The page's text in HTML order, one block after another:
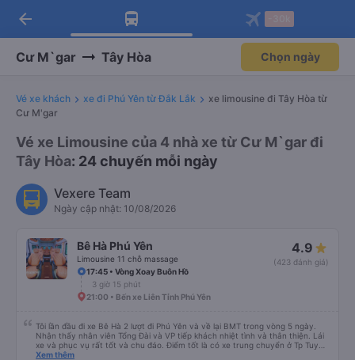
Tải app Vexere ngay!
Nhận ưu đãi thành viên độc
Mở app
Tải app Vexere
-30k/ghế khi đặt vé máy bay qua
Mở app
arrow_back
Cư M`gar Tây Hòa Chọn ngày
Vé xe khách xe đi Phú Yên từ Đắk Lắk
xe limousine đi Tây Hòa từ
Cư M'gar
Vé xe Limousine của 4 nhà xe từ Cư M`gar đi
Tây Hòa: 24 chuyến mỗi ngày
Vexere Team
Ngày cập nhật: 10/08/2026
Bê Hà Phú Yên
Limousine 11 chỗ massage
4.9
(423 đánh giá)
17:45 • Vòng Xoay Buôn Hồ
3 giờ 15 phút
21:00 • Bến xe Liên Tỉnh Phú Yên
Tôi lần đầu đi xe Bê Hà 2 lượt đi Phú Yên và về lại BMT trong vòng 5 ngày.
Nhận thấy nhân viên Tổng Đài và VP tiếp khách nhiệt tình và thân thiện. Lái
xe và phục vụ rất tốt và chu đáo. Điểm tốt là có xe trung chuyển ở Tp Tuy
Hòa. Em lái xe trung chuyển rất vui tính và nhiệt tình giúp khách đưa hành lý
Xem thêm